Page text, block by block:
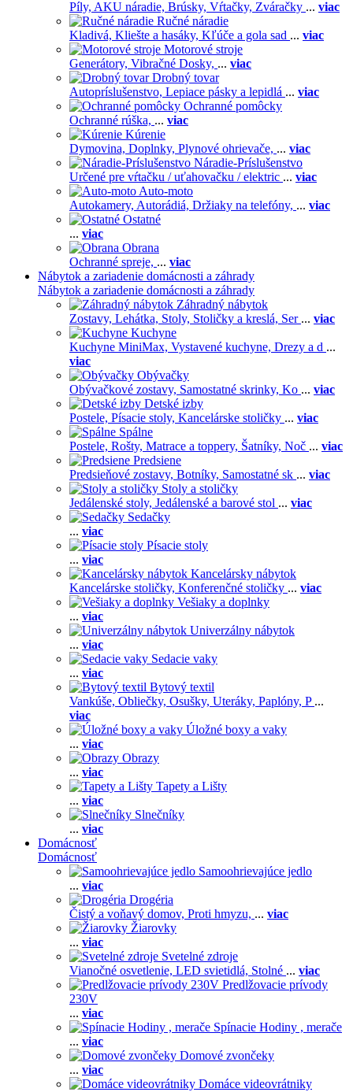
Píly, AKU náradie, Brúsky, Vŕtačky, Zváračky ... viac
Ručné náradie
Kladivá, Kliešte a hasáky, Kľúče a gola sad ... viac
Motorové stroje
Generátory, Vibračné Dosky, ... viac
Drobný tovar
Autopríslušenstvo, Lepiace pásky a lepidlá ... viac
Ochranné pomôcky
Ochranné rúška, ... viac
Kúrenie
Dymovina, Doplnky, Plynové ohrievače, ... viac
Náradie-Príslušenstvo
Určené pre vŕtačku / uťahovačku / elektric ... viac
Auto-moto
Autokamery, Autorádiá, Držiaky na telefóny, ... viac
Ostatné
... viac
Obrana
Ochranné spreje, ... viac
Nábytok a zariadenie domácnosti a záhrady
Nábytok a zariadenie domácnosti a záhrady
Záhradný nábytok
Zostavy, Lehátka, Stoly, Stoličky a kreslá, Ser ... viac
Kuchyne
Kuchyne MiniMax, Vystavené kuchyne, Drezy a d ...
viac
Obývačky
Obývačkové zostavy, Samostatné skrinky, Ko ... viac
Detské izby
Postele, Písacie stoly, Kancelárske stoličky ... viac
Spálne
Postele, Rošty, Matrace a toppery, Šatníky, Noč ... viac
Predsiene
Predsieňové zostavy, Botníky, Samostatné sk ... viac
Stoly a stoličky
Jedálenské stoly, Jedálenské a barové stol ... viac
Sedačky
... viac
Písacie stoly
... viac
Kancelársky nábytok
Kancelárske stoličky, Konferenčné stoličky ... viac
Vešiaky a doplnky
... viac
Univerzálny nábytok
... viac
Sedacie vaky
... viac
Bytový textil
Vankúše, Obliečky, Osušky, Uteráky, Paplóny, P ...
viac
Úložné boxy a vaky
... viac
Obrazy
... viac
Tapety a Lišty
... viac
Slnečníky
... viac
Domácnosť
Domácnosť
Samoohrievajúce jedlo
... viac
Drogéria
Čistý a voňavý domov, Proti hmyzu, ... viac
Žiarovky
... viac
Svetelné zdroje
Vianočné osvetlenie, LED svietidlá, Stolné ... viac
Predlžovacie prívody
230V
... viac
Spínacie Hodiny , merače
... viac
Domové zvončeky
... viac
Domáce videovrátniky